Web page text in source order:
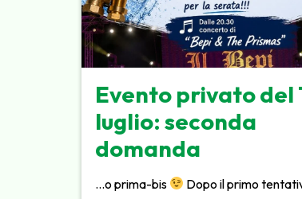
Evento privato del
luglio: seconda
domanda
…o prima-bis
Dopo il primo